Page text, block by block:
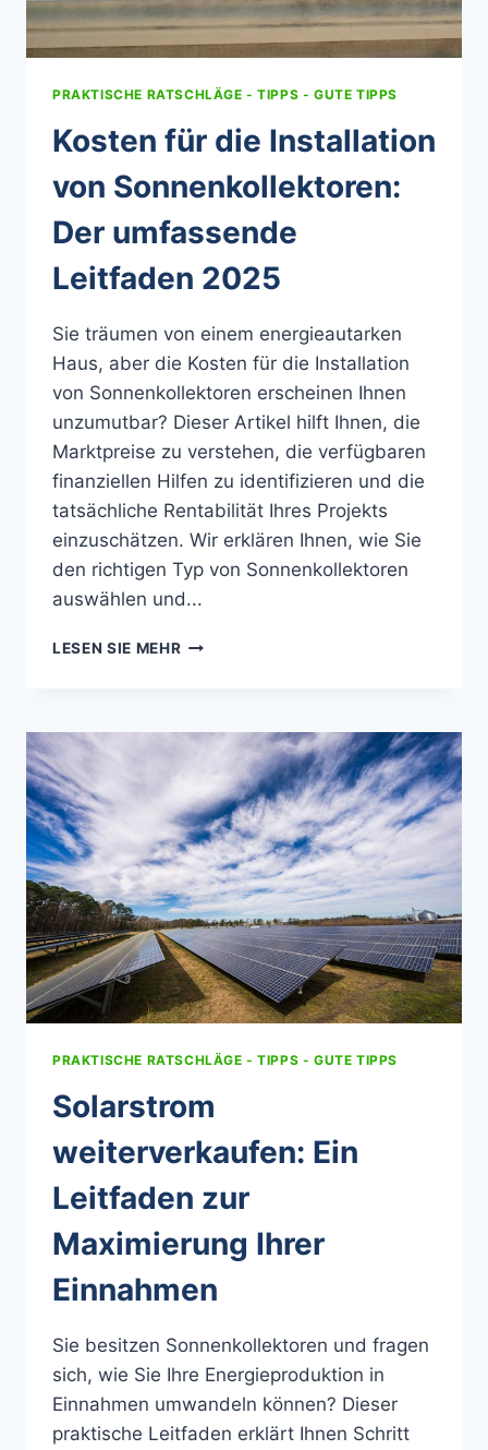
PRAKTISCHE RATSCHLÄGE - TIPPS - GUTE TIPPS
Kosten für die Installation
von Sonnenkollektoren:
Der umfassende
Leitfaden 2025
Sie träumen von einem energieautarken
Haus, aber die Kosten für die Installation
von Sonnenkollektoren erscheinen Ihnen
unzumutbar? Dieser Artikel hilft Ihnen, die
Marktpreise zu verstehen, die verfügbaren
finanziellen Hilfen zu identifizieren und die
tatsächliche Rentabilität Ihres Projekts
einzuschätzen. Wir erklären Ihnen, wie Sie
den richtigen Typ von Sonnenkollektoren
auswählen und...
LESEN SIE MEHR KOSTEN
VON
SONNENKOLLEKTOREN:
UMFASSENDE
LEITFADEN
2025
PRAKTISCHE RATSCHLÄGE - TIPPS - GUTE TIPPS
Solarstrom
weiterverkaufen: Ein
Leitfaden zur
Maximierung Ihrer
Einnahmen
Sie besitzen Sonnenkollektoren und fragen
sich, wie Sie Ihre Energieproduktion in
Einnahmen umwandeln können? Dieser
praktische Leitfaden erklärt Ihnen Schritt